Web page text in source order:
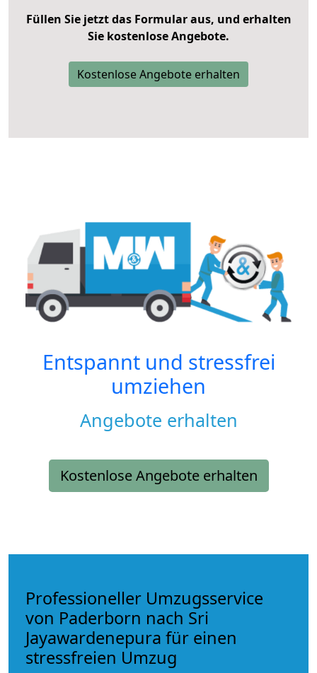
Füllen Sie jetzt das Formular aus, und erhalten
Sie kostenlose Angebote.
Kostenlose Angebote erhalten
Entspannt und stressfrei
umziehen
Angebote erhalten
Kostenlose Angebote erhalten
Professioneller Umzugsservice
von Paderborn nach Sri
Jayawardenepura für einen
stressfreien Umzug